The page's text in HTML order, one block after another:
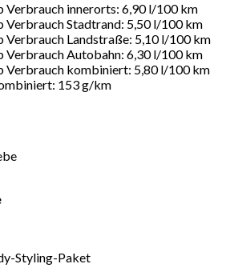
Verbrauch innerorts: 6,90 l/100 km
Verbrauch Stadtrand: 5,50 l/100 km
Verbrauch Landstraße: 5,10 l/100 km
Verbrauch Autobahn: 6,30 l/100 km
Verbrauch kombiniert: 5,80 l/100 km
153 g/km
Styling-Paket